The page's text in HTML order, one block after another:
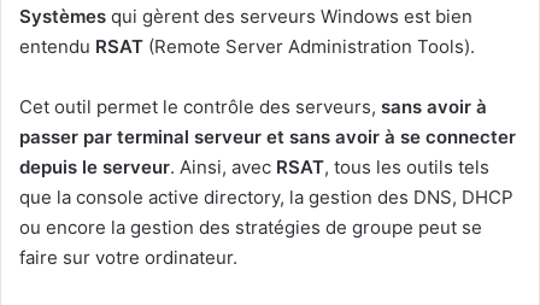
Systèmes qui gèrent des serveurs Windows est bien
entendu RSAT (Remote Server Administration Tools).
Cet outil permet le contrôle des serveurs, sans avoir à
passer par terminal serveur et sans avoir à se connecter
depuis le serveur. Ainsi, avec RSAT, tous les outils tels
que la console active directory, la gestion des DNS, DHCP
ou encore la gestion des stratégies de groupe peut se
faire sur votre ordinateur.